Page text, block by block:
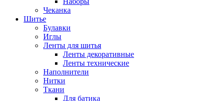
Чеканка
Шитье
Булавки
Иглы
Ленты для шитья
Ленты декоративные
Ленты технические
Наполнители
Нитки
Ткани
Для батика